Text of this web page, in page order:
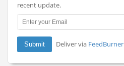
recent update.
Deliver via FeedBurner